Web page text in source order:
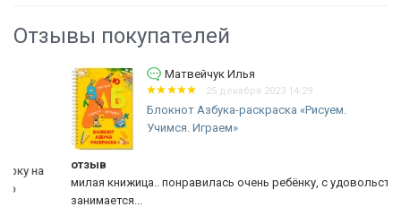
Отзывы покупателей
Матвейчук Илья
25 декабря 2023 14:29
Блокнот Азбука-раскраска «Рисуем.
Учимся. Играем»
милая книжица.. понравилась очень ребёнку, с удовольствием
занимается...